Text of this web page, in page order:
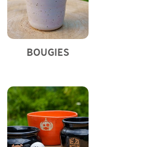
BOUGIES